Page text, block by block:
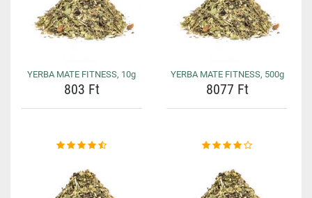
YERBA MATE FITNESS, 10g
803 Ft
YERBA MATE FITNESS, 500g
8077 Ft